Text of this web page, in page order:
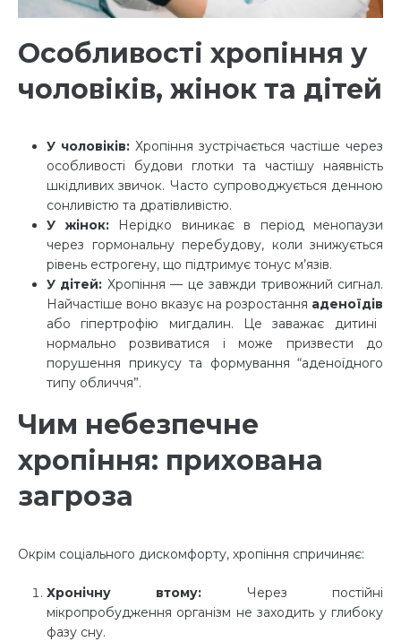
Особливості хропіння у
чоловіків, жінок та дітей
У чоловіків: Хропіння зустрічається частіше через
особливості будови глотки та частішу наявність
шкідливих звичок. Часто супроводжується денною
сонливістю та дратівливістю.
У жінок:Нерідко виникає в період менопаузи
через гормональну перебудову, коли знижується
рівень естрогену, що підтримує тонус м’язів.
У дітей: Хропіння — це завжди тривожний сигнал.
Найчастіше воно вказує на розростання аденоїдів
або гіпертрофію мигдалин. Це заважає дитині
нормально розвиватися і може призвести до
порушення прикусу та формування “аденоїдного
типу обличчя”.
Чим небезпечне
хропіння: прихована
загроза
Окрім соціального дискомфорту, хропіння спричиняє:
Хронічну втому: Через постійні
мікропробудження організм не заходить у глибоку
фазу сну.